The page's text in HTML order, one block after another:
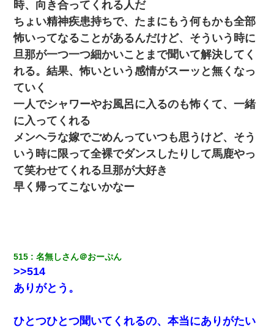
ワイ144kg彼女98kgデブカップル、1年間毎日行為しまくった結
果
友人とふたりで山口に旅行した時の事。レンタカーを借りて山の
中の道を走っていたら、突然ガガッ！って音がして…
日曜日、会社の窓を見ると同僚の姿。俺（あれ？ディズニーシー
じゃ？）→俺電話「今何してんの？」同僚「シーで並んでるこ
と！」俺「会社にいない？」→次の瞬間、すごい鳥肌が立った
アパートのドアに『ハンザイ者！この人はさいあくの人です』と
張り紙が！大家「面倒はごめんだよ」私「はあ」→警察に行き、
見回りで犯人が捕まったが、それが…｜生活｜ヌルポあんてな
そうとは思わないのか！」→どうも連れ子は…
子供の頃、母の弟にイタズラされてて中学に入ってから関係を持
時、向き合ってくれる人だ
ちょい精神疾患持ちで、たまにもう何もかも全部
怖いってなることがあるんだけど、そういう時に
旦那が一つ一つ細かいことまで聞いて解決してく
れる。結果、怖いという感情がスーッと無くなっ
ていく
一人でシャワーやお風呂に入るのも怖くて、一緒
に入ってくれる
メンヘラな嫁でごめんっていつも思うけど、そう
いう時に限って全裸でダンスしたりして馬鹿やっ
て笑わせてくれる旦那が大好き
早く帰ってこないかなー
515 名無しさん＠おーぷん
>>514
ありがとう。
ひとつひとつ聞いてくれるの、本当にありがたい